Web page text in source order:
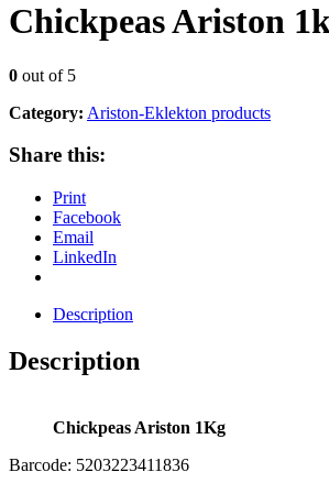
Chickpeas Ariston
0 out of 5
Category: Ariston-Eklekton products
Share this:
Print
Facebook
Email
LinkedIn
Description
Description
Chickpeas Ariston 1Kg
Barcode: 5203223411836